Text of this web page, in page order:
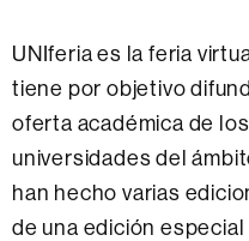
UNIferia es la feria
tiene por objetivo
oferta académica de
universidades del
han hecho varias
de una edición